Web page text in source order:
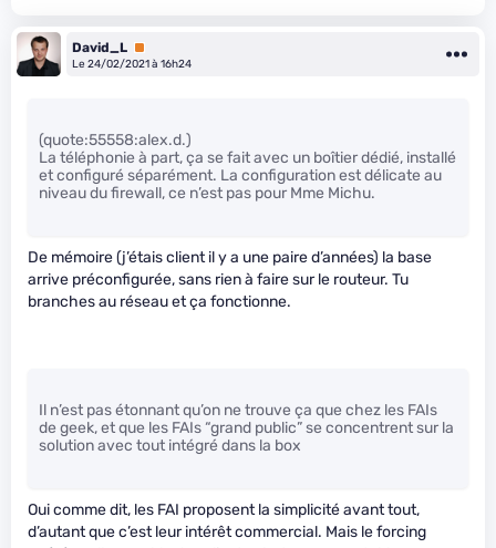
David_L Premium
Le 24/02/2021 à 16h24
(quote:55558:alex.d.)
La téléphonie à part, ça se fait avec un boîtier dédié, installé
et configuré séparément. La configuration est délicate au
niveau du firewall, ce n’est pas pour Mme Michu.
De mémoire (j’étais client il y a une paire d’années) la base
arrive préconfigurée, sans rien à faire sur le routeur. Tu
branches au réseau et ça fonctionne.
Il n’est pas étonnant qu’on ne trouve ça que chez les FAIs
de geek, et que les FAIs “grand public” se concentrent sur la
solution avec tout intégré dans la box
Oui comme dit, les FAI proposent la simplicité avant tout,
d’autant que c’est leur intérêt commercial. Mais le forcing